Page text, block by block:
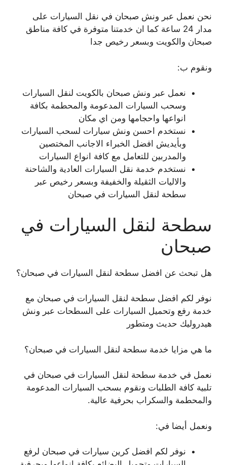
نحن نعمل عبر ونش صبحان في نقل السيارات على
مدار 24 ساعة كما ان خدمتنا متوفرة في كافة مناطق
صبحان والكويت وبسعر رخيص جدا
ونقوم ب:
نعمل عبر ونش صبحان بالكويت لنقل السيارات
وسحب السيارات المدعومة والمحطمة بكافة
انواعها واحجامها ومن اي مكان
نستخدم احسن ونش سيارات لسحب السيارات
وبأيديش افضل الخبراء الاجانب المختصين
والمدربين للتعامل مع كافة انواع السيارات
نستخدم خدمة نقل السيارات العادية والشاحنة
والاليات الثقيلة والخفيفة وبسعر رخيص عبر
سطحة لنقل السيارات في صبحان
سطحة لنقل السيارات في
صبحان
هل تبحث عن افضل سطحة لنقل السيارات في صبحان؟
نوفر لكم افضل سطحة لنقل السيارات في صبحان مع
خدمة رفع وتحميل السيارات على السطحات عبر ونش
هيدروليك حديث ومتطور
ما هي مزايا خدمة سطحة لنقل السيارات في صبحان؟
نعمل في خدمة سطحة لنقل السيارات في صبحان في
تلبية كافة الطلبات ونقوم بسحب السيارات المدعومة
والمحطمة والسكراب بحرفية عالية.
ونعمل أيضا في:
نوفر لكم افضل كرين سيارات في صبحان لرفع